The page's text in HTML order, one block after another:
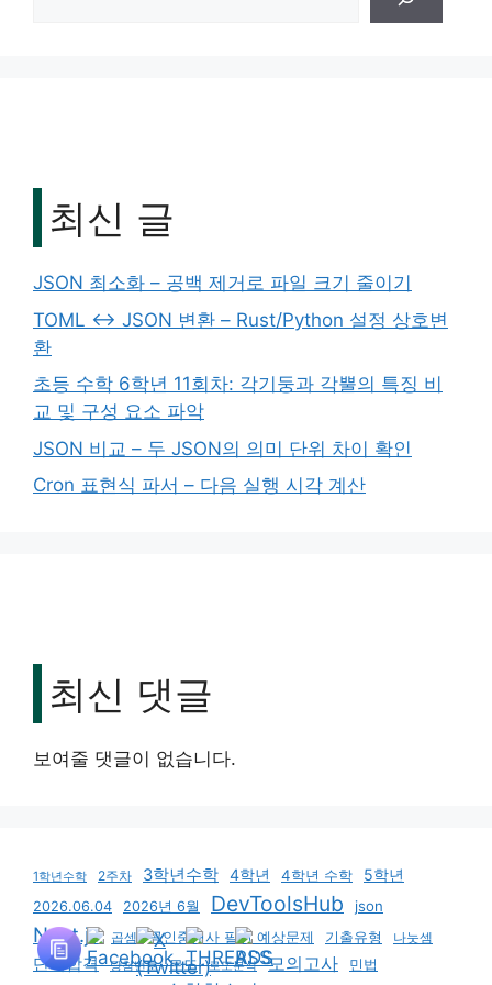
최신 글
JSON 최소화 – 공백 제거로 파일 크기 줄이기
TOML ↔ JSON 변환 – Rust/Python 설정 상호변
환
초등 수학 6학년 11회차: 각기둥과 각뿔의 특징 비
교 및 구성 요소 파악
JSON 비교 – 두 JSON의 의미 단위 차이 확인
Cron 표현식 파서 – 다음 실행 시각 계산
최신 댓글
보여줄 댓글이 없습니다.
1학년수학 2주차 3학년수학 4학년 4학년 수학 5학년
2026.06.04 2026년 6월 DevToolsHub json
Next.js 곱셈 공인중개사 필기 예상문제 기출유형 나눗셈
단기합격 당첨번호 로또 로또분석 모의고사
민법